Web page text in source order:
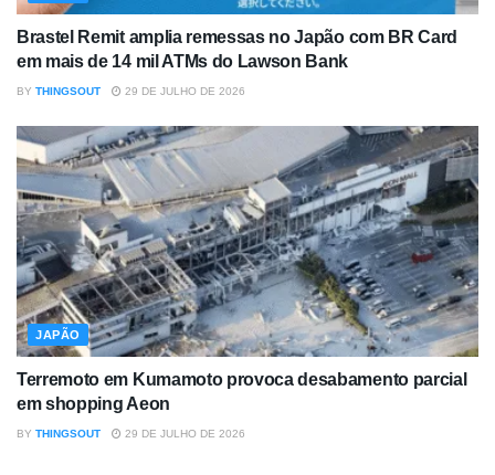
Brastel Remit amplia remessas no Japão com BR Card
em mais de 14 mil ATMs do Lawson Bank
BY THINGSOUT 29 DE JULHO DE 2026
JAPÃO
Terremoto em Kumamoto provoca desabamento parcial
em shopping Aeon
BY THINGSOUT 29 DE JULHO DE 2026